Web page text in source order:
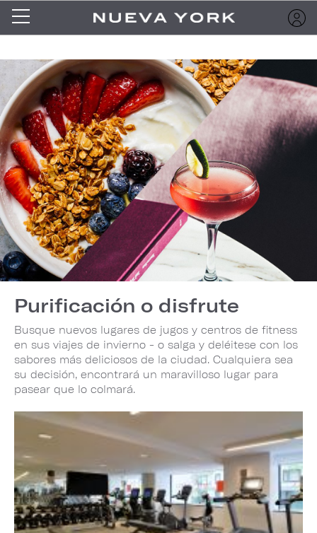
Purificación o disfrute
Busque nuevos lugares de jugos y centros de fitness
en sus viajes de invierno - o salga y deléitese con los
sabores más deliciosos de la ciudad. Cualquiera sea
su decisión, encontrará un maravilloso lugar para
pasear que lo colmará.